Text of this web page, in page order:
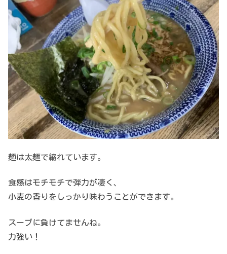
麺は太麺で縮れています。
食感はモチモチで弾力が凄く、
小麦の香りをしっかり味わうことができます。
スープに負けてませんね。
力強い！